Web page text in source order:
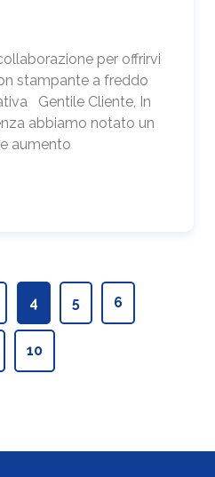
per offrirvi
stampante a freddo
Gentile Cliente, In
abbiamo notato un
aumento
4 5 6
10